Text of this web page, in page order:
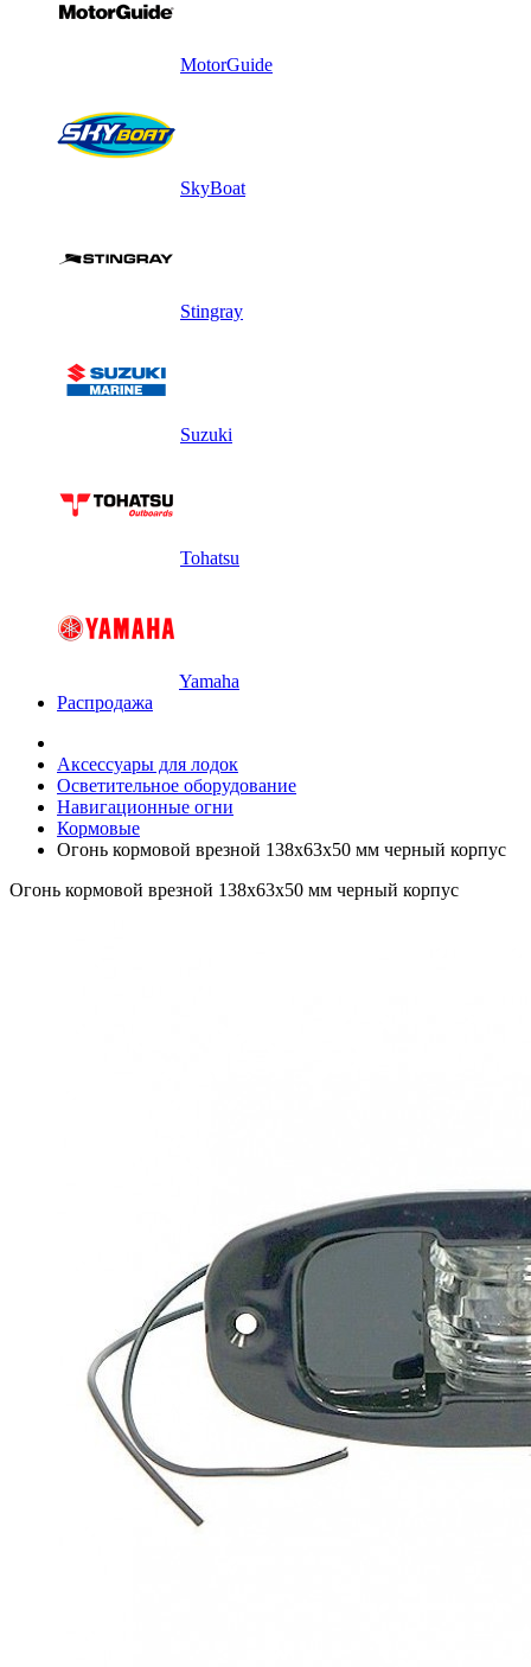
MotorGuide
SkyBoat
Stingray
Suzuki
Tohatsu
Yamaha
Распродажа
Аксессуары для лодок
Осветительное оборудование
Навигационные огни
Кормовые
Огонь кормовой врезной 138х63х50 мм черный корпус
Огонь кормовой врезной 138х63х50 мм черный корпус